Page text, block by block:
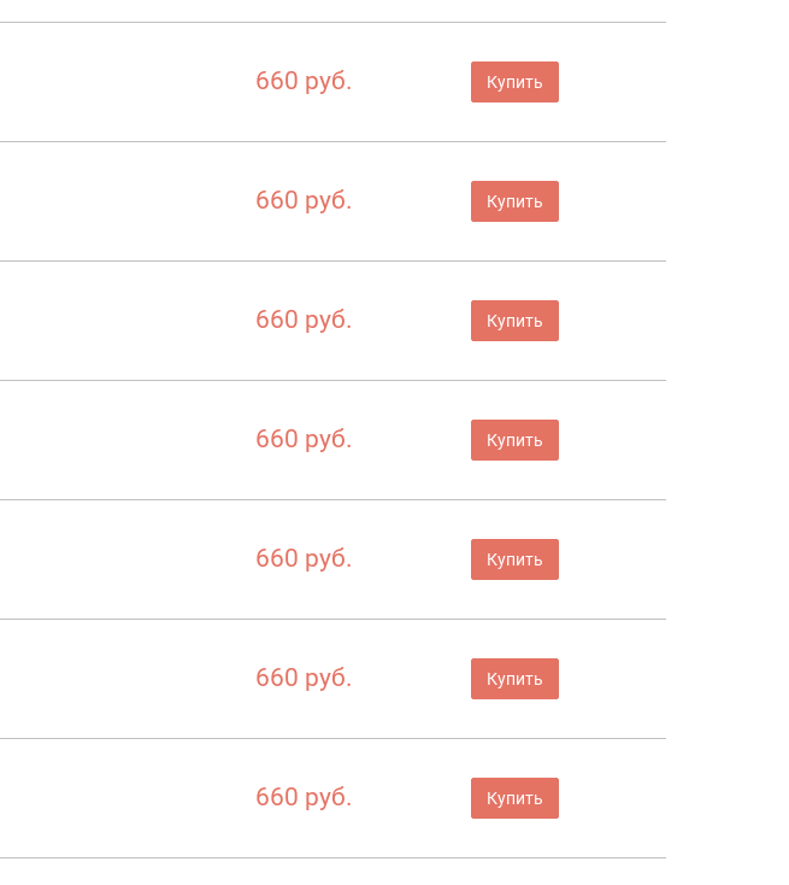
660 руб. Купить
660 руб. Купить
660 руб. Купить
660 руб. Купить
660 руб. Купить
660 руб. Купить
660 руб. Купить